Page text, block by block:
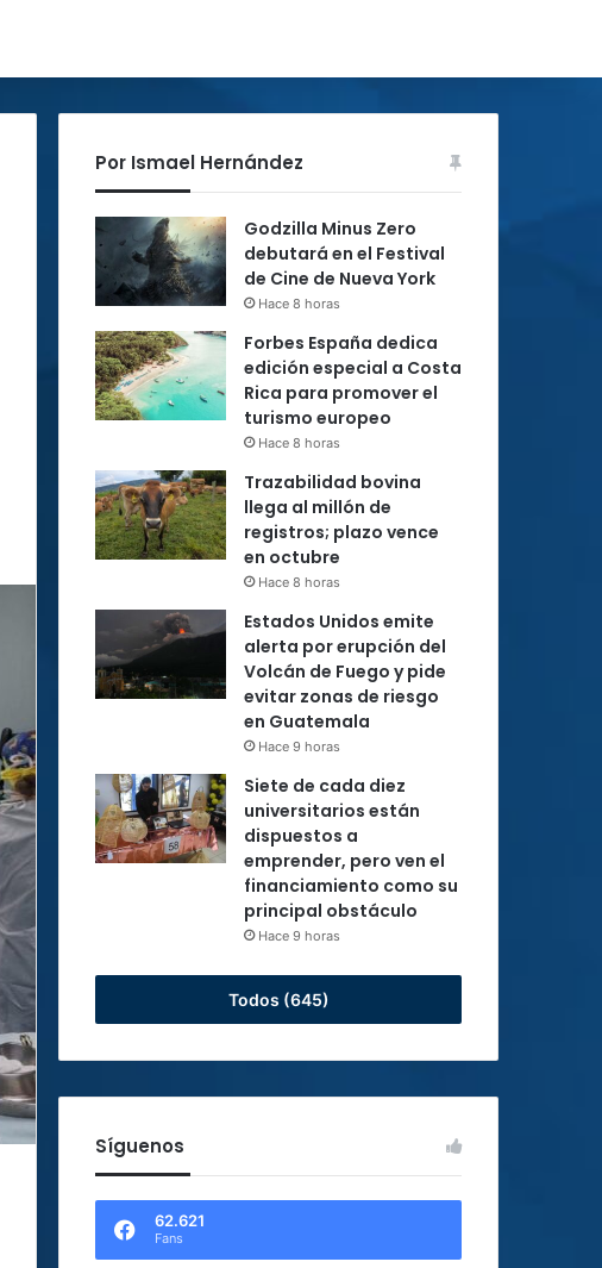
Por Ismael Hernández
Godzilla Minus Zero
debutará en el Festival
de Cine de Nueva York
Hace 8 horas
Forbes España dedica
edición especial a Costa
Rica para promover el
turismo europeo
Hace 8 horas
Trazabilidad bovina
llega al millón de
registros; plazo vence
en octubre
Hace 8 horas
Estados Unidos emite
alerta por erupción del
Volcán de Fuego y pide
evitar zonas de riesgo
en Guatemala
Hace 9 horas
Siete de cada diez
universitarios están
dispuestos a
emprender, pero ven el
financiamiento como su
principal obstáculo
Hace 9 horas
Todos (645)
Síguenos
62.621
Fans